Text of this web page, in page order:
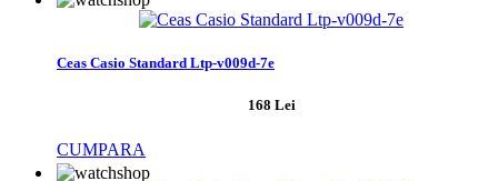
Ceas Casio Standard Ltp-v009d-7e
168 Lei
CUMPARA